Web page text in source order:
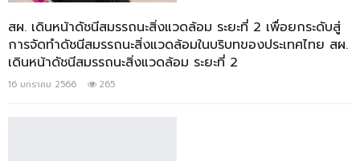
สผ. เดินหน้าดัชนีสมรรถนะสิ่งแวดล้อม ระยะที่ 2 เพื่อยกระดับสู่
การจัดทำดัชนีสมรรถนะสิ่งแวดล้อมในบริบทของประเทศไทย สผ.
เดินหน้าดัชนีสมรรถนะสิ่งแวดล้อม ระยะที่ 2
16 มกราคม 2566 265